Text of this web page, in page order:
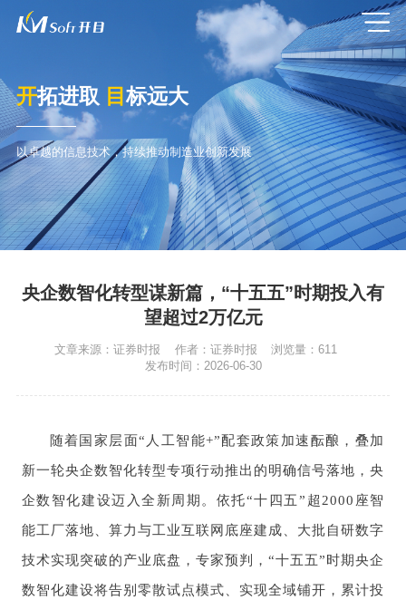
开拓进取 目 标远大
以卓越的信息技术，持续推动制造业创新发展
央企数智化转型谋新篇，“十五五”时期投入有
望超过2万亿元
文章来源：证券时报 作者： 证券时报 浏览量：611
发布时间： 2026-06-30
随着国家层面“人工智能+”配套政策加速酝酿，叠加
新一轮央企数智化转型专项行动推出的明确信号落地，央
企数智化建设迈入全新周期。依托“十四五”超2000座智
能工厂落地、算力与工业互联网底座建成、大批自研数字
技术实现突破的产业底盘，专家预判，“十五五”时期央企
数智化建设将告别零散试点模式、实现全域铺开，累计投